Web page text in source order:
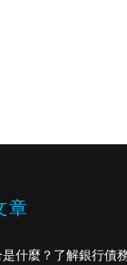
章
什麼？了解銀行債